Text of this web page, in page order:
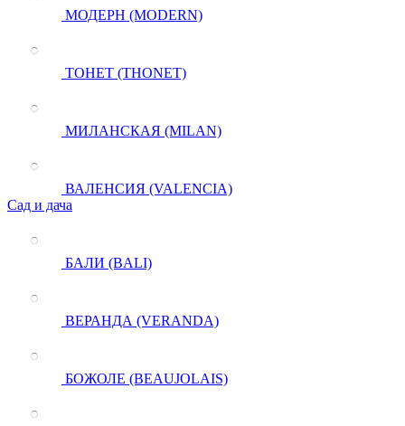
МОДЕРН (MODERN)
ТОНЕТ (THONET)
МИЛАНСКАЯ (MILAN)
ВАЛЕНСИЯ (VALENCIA)
Сад и дача
БАЛИ (BALI)
ВЕРАНДА (VERANDA)
БОЖОЛЕ (BEAUJOLAIS)